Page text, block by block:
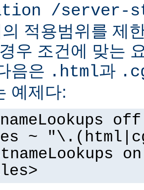
/server-
적용범위를 제
우 조건에 맞는
음은 .html과
예제다:
off
~
on